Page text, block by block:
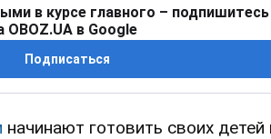
в курсе главного – подпишитесь
OBOZ.UA в Google
Подписаться
начинают готовить своих детей